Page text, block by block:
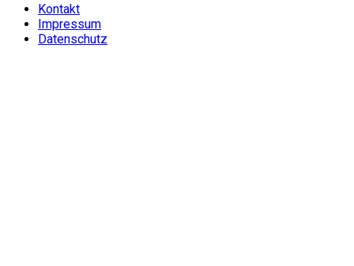
Kontakt
Impressum
Datenschutz